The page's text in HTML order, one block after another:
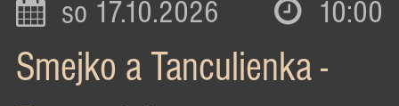
so 17.10.2026 10:00
Smejko a Tanculienka -